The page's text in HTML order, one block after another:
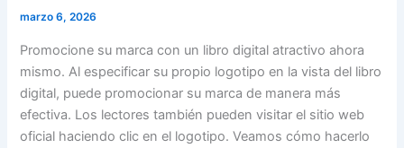
marzo 6, 2026
Promocione su marca con un libro digital atractivo ahora
mismo. Al especificar su propio logotipo en la vista del libro
digital, puede promocionar su marca de manera más
efectiva. Los lectores también pueden visitar el sitio web
oficial haciendo clic en el logotipo. Veamos cómo hacerlo